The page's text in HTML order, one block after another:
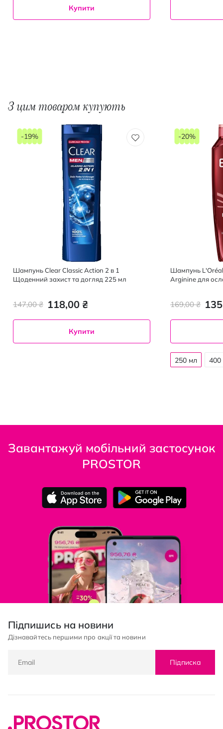
Купити
З цим товаром купують
Шампунь Clear Classic Action 2 в 1
Щоденний захист та догляд 225 мл
118,00 ₴
147,00 ₴
-19%
Купити
Шампунь L'Oréal
Arginine для
169,00 ₴
-20%
250 мл 400
Завантажуй мобільний застосунок
PROSTOR
Підпишись на новини
Дізнавайтесь першими про акції та новини
Підписка